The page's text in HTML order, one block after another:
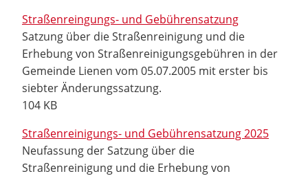
Straßenreingungs- und Gebührensatzung
Satzung über die Straßenreinigung und die
Erhebung von Straßenreinigungsgebühren in der
Gemeinde Lienen vom 05.07.2005 mit erster bis
siebter Änderungssatzung.
104 KB
Straßenreinigungs- und Gebührensatzung 2025
Neufassung der Satzung über die
Straßenreinigung und die Erhebung von